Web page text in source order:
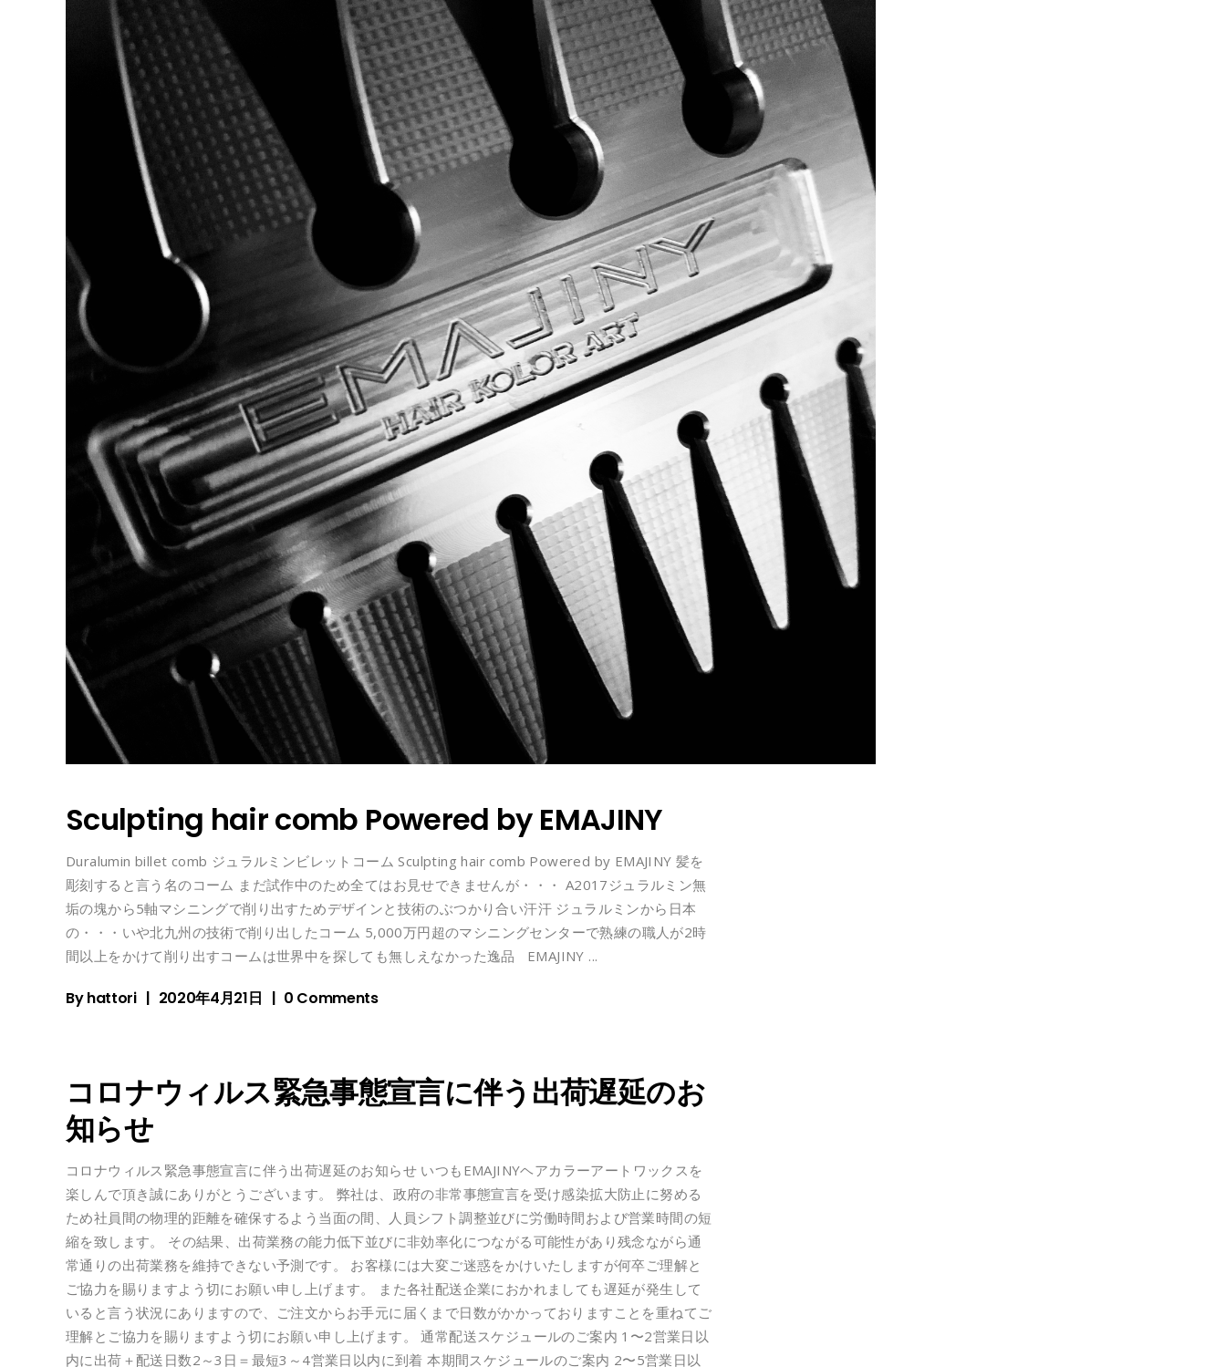
Sculpting hair comb Powered by EMAJINY
Duralumin billet comb ジュラルミンビレットコーム Sculpting hair comb Powered by EMAJINY 髪を
彫刻すると言う名のコーム まだ試作中のため全てはお見せできませんが・・・ A2017ジュラルミン無
垢の塊から5軸マシニングで削り出すためデザインと技術のぶつかり合い汗汗 ジュラルミンから日本
の・・・いや北九州の技術で削り出したコーム 5,000万円超のマシニングセンターで熟練の職人が2時
間以上をかけて削り出すコームは世界中を探しても無しえなかった逸品 EMAJINY
Byhattori 2020年4月21日 0 Comments
コロナウィルス緊急事態宣言に伴う出荷遅延のお
知らせ
コロナウィルス緊急事態宣言に伴う出荷遅延のお知らせ いつもEMAJINYヘアカラーアートワックスを
楽しんで頂き誠にありがとうございます。 弊社は、政府の非常事態宣言を受け感染拡大防止に努める
ため社員間の物理的距離を確保するよう当面の間、人員シフト調整並びに労働時間および営業時間の短
縮を致します。 その結果、出荷業務の能力低下並びに非効率化につながる可能性があり残念ながら通
常通りの出荷業務を維持できない予測です。 お客様には大変ご迷惑をかけいたしますが何卒ご理解と
ご協力を賜りますよう切にお願い申し上げます。 また各社配送企業におかれましても遅延が発生して
いると言う状況にありますので、ご注文からお手元に届くまで日数がかかっておりますことを重ねてご
理解とご協力を賜りますよう切にお願い申し上げます。 通常配送スケジュールのご案内 1〜2営業日以
内に出荷＋配送日数2～3日＝最短3～4営業日以内に到着 本期間スケジュールのご案内 2〜5営業日以